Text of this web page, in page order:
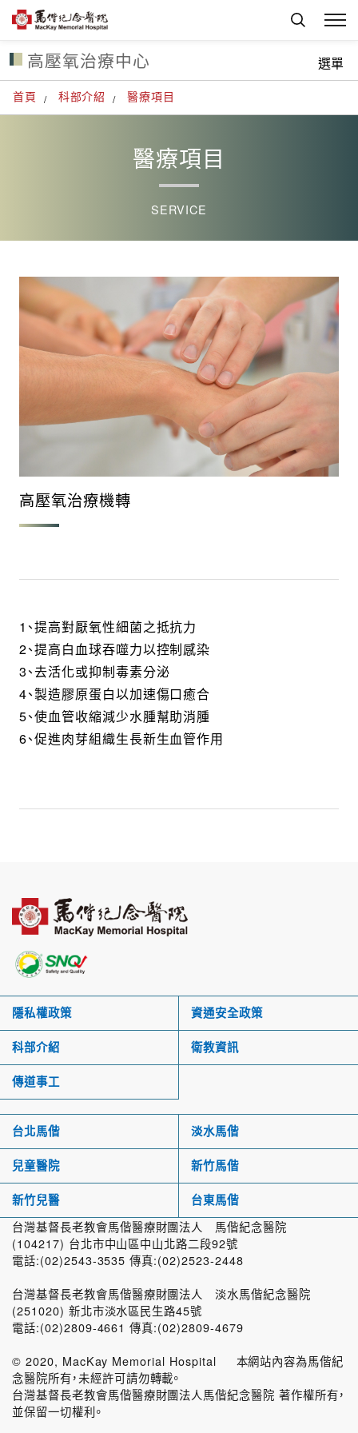
首頁 科部介紹 醫療項目
高壓氧治療中心 選單
醫療項目
SERVICE
高壓氧治療機轉
1、提高對厭氧性細菌之抵抗力
2、提高白血球吞噬力以控制感染
3、去活化或抑制毒素分泌
4、製造膠原蛋白以加速傷口癒合
5、使血管收縮減少水腫幫助消腫
6、促進肉芽組織生長新生血管作用
隱私權政策 資通安全政策
科部介紹 衛教資訊
傳道事工
台北馬偕 淡水馬偕
兒童醫院 新竹馬偕
新竹兒醫 台東馬偕
台灣基督長老教會馬偕醫療財團法人 馬偕紀念醫院
(104217) 台北市中山區中山北路二段92號
電話:(02)2543-3535 傳真:(02)2523-2448
台灣基督長老教會馬偕醫療財團法人 淡水馬偕紀念醫院
(251020) 新北市淡水區民生路45號
電話:(02)2809-4661 傳真:(02)2809-4679
© 2020, MacKay Memorial Hospital 本網站內容為馬偕紀
念醫院所有，未經許可請勿轉載。
台灣基督長老教會馬偕醫療財團法人馬偕紀念醫院 著作權所有，
並保留一切權利。